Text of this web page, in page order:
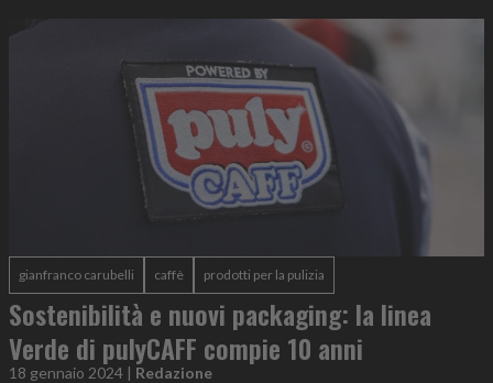
gianfranco carubelli caffè prodotti per la pulizia
Sostenibilità e nuovi packaging: la linea
Verde di pulyCAFF compie 10 anni
18 gennaio 2024 | Redazione